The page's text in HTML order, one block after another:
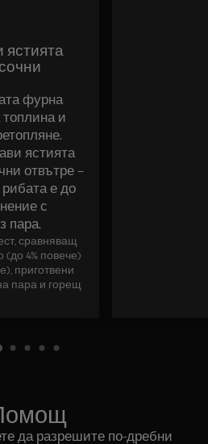
ястията
фурна
топлина и
ястията
отвътре –
е до
с
пара.
сравняващ
(до 4% повече)
приготвени
пара и горещ
да разрешите по-дребни